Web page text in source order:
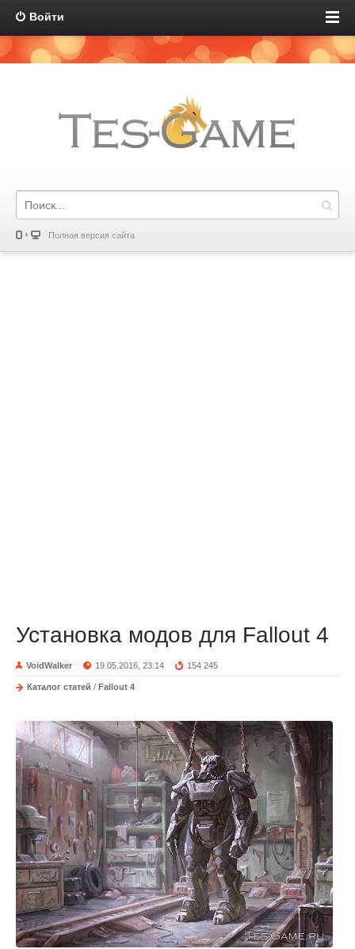
Войти
Полная версия сайта
Установка модов для Fallout 4
VoidWalker 19.05.2016, 23:14 154 245
Каталог статей / Fallout 4